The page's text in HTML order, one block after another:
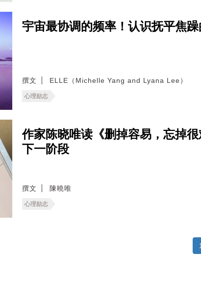
宇宙最协调的频率！认识抚平焦
撰文 ELLE（Michelle Yang and Lyana Lee）
心理励志
作家陈晓唯读《删掉容易，忘掉
下一阶段
撰文 陳曉唯
心理励志